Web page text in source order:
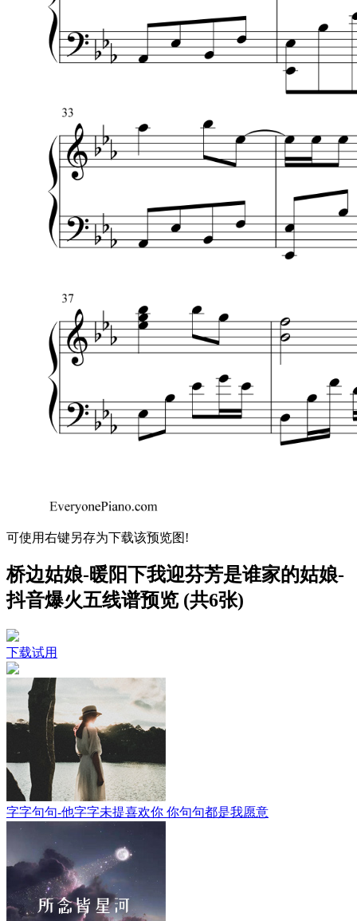
可使用右键另存为下载该预览图!
桥边姑娘-暖阳下我迎芬芳是谁家的姑娘-
抖音爆火五线谱预览 (共6张)
下载试用
字字句句-他字字未提喜欢你 你句句都是我愿意